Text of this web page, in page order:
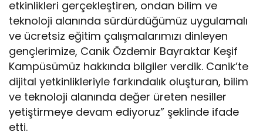
etkinlikleri gerçekleştiren, ondan bilim ve
teknoloji alanında sürdürdüğümüz uygulamalı
ve ücretsiz eğitim çalışmalarımızı dinleyen
gençlerimize, Canik Özdemir Bayraktar Keşif
Kampüsümüz hakkında bilgiler verdik. Canik’te
dijital yetkinlikleriyle farkındalık oluşturan, bilim
ve teknoloji alanında değer üreten nesiller
yetiştirmeye devam ediyoruz” şeklinde ifade
etti.